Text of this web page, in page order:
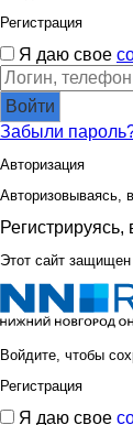
Регистрация
Я даю свое
Войти
Забыли
Авторизация
Авторизовываясь,
Этот сайт
Войдите, чтобы
Регистрация
Я даю свое